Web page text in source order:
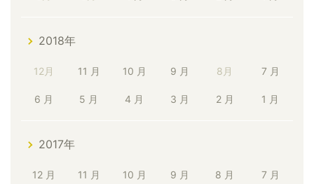
2018年
12月 11 月 10 月 9 月 8月 7 月
6 月 5 月 4 月 3 月 2 月 1 月
2017年
12 月 11 月 10 月 9 月 8 月 7 月